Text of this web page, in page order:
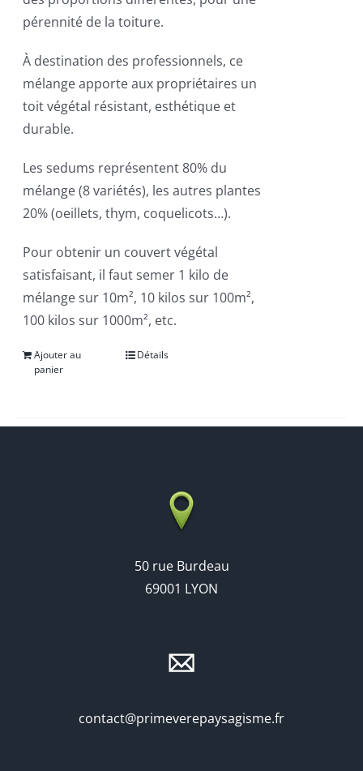
pérennité de la toiture.
À destination des professionnels, ce
mélange apporte aux propriétaires un
toit végétal résistant, esthétique et
durable.
Les sedums représentent 80% du
mélange (8 variétés), les autres plantes
20% (oeillets, thym, coquelicots…).
Pour obtenir un couvert végétal
satisfaisant, il faut semer 1 kilo de
mélange sur 10m², 10 kilos sur 100m²,
100 kilos sur 1000m², etc.
Ajouter au
panier
Détails
50 rue Burdeau
69001 LYON
contact@primeverepaysagisme.fr